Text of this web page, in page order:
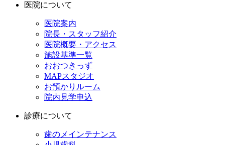
医院について
医院案内
院長・スタッフ紹介
医院概要・アクセス
施設基準一覧
おおつきっず
MAPスタジオ
お預かりルーム
院内見学申込
診療について
歯のメインテナンス